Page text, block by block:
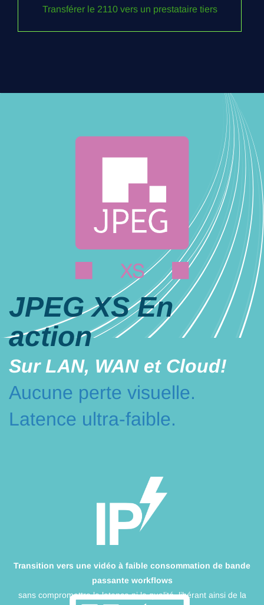
Transférer le 2110 vers un prestataire tiers
JPEG XS En
action
Sur LAN, WAN et Cloud!
Aucune perte visuelle.
Latence ultra-faible.
Transition vers une vidéo à faible consommation de bande
passante workflows
sans compromettre la latence ni la qualité, libérant ainsi de la